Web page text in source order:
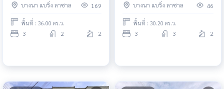
Bedrooms (FOR SALE) GNG160
บางนา แบริ่ง ลาซาล 169
พื้นที่ : 36.00 ตร.ว.
3 2 2
บางนา แบริ่ง ลาซาล
46
พื้นที่ : 30.20 ตร.ว.
3 3 2